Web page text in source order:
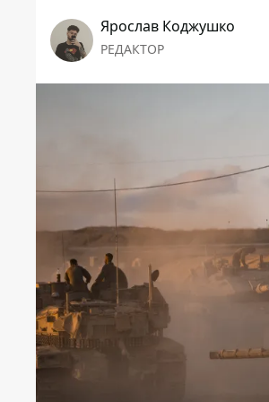
Ярослав Коджушко
РЕДАКТОР